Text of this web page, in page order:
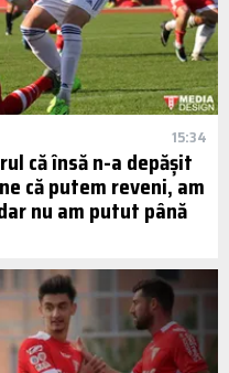
15:34
că însă n-a depășit
că putem reveni, am
nu am putut până